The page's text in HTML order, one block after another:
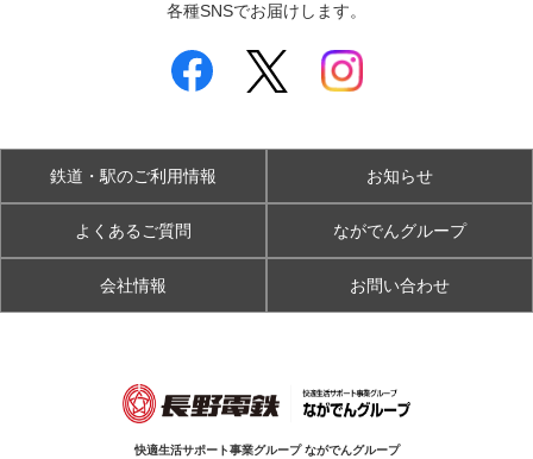
各種SNSでお届けします。
鉄道・駅のご利用情報 お知らせ
よくあるご質問 ながでんグループ
会社情報 お問い合わせ
快適生活サポート事業グループ ながでんグループ